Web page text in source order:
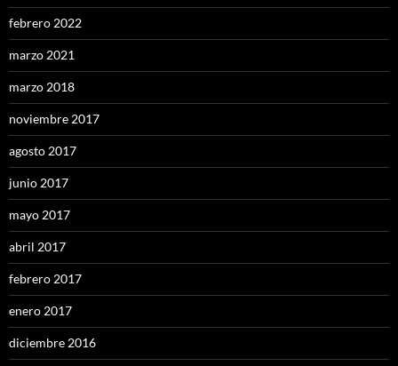
febrero 2022
marzo 2021
marzo 2018
noviembre 2017
agosto 2017
junio 2017
mayo 2017
abril 2017
febrero 2017
enero 2017
diciembre 2016